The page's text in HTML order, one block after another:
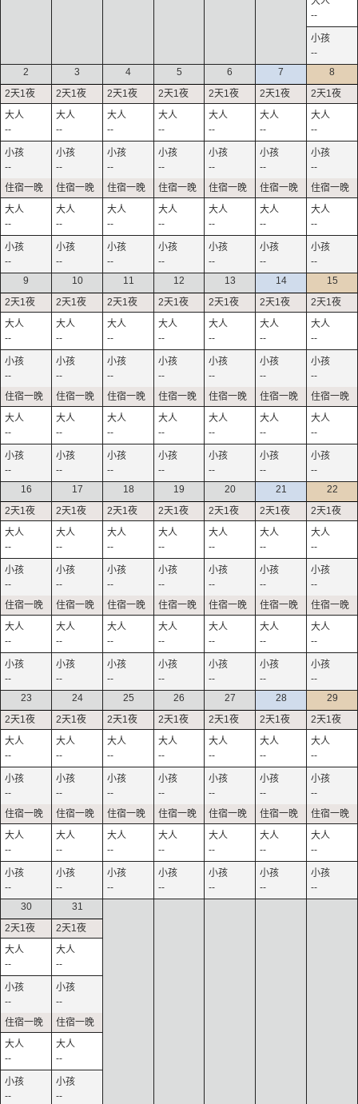
--
--
2
--
--
--
--
3
--
--
--
--
4
--
--
--
--
5
--
--
--
--
6
--
--
--
--
7
--
--
--
--
8
--
--
--
--
9
--
--
--
--
10
--
--
--
--
11
--
--
--
--
12
--
--
--
--
13
--
--
--
--
14
--
--
--
--
15
--
--
--
--
16
--
--
--
--
17
--
--
--
--
18
--
--
--
--
19
--
--
--
--
20
--
--
--
--
21
--
--
--
--
22
--
--
--
--
23
--
--
--
--
24
--
--
--
--
25
--
--
--
--
26
--
--
--
--
27
--
--
--
--
28
--
--
--
--
29
--
--
--
--
30
--
--
--
--
31
--
--
--
--